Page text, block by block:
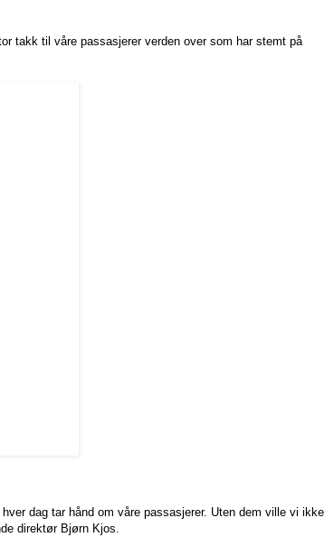
takk til våre passasjerer verden over som har stemt på
dag tar hånd om våre passasjerer. Uten dem ville vi ikke
direktør Bjørn Kjos.